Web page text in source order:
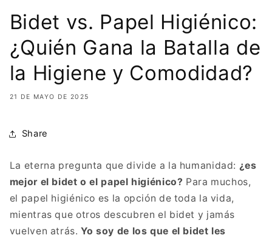
Bidet vs. Papel Higiénico:
¿Quién Gana la Batalla de
la Higiene y Comodidad?
21 DE MAYO DE 2025
Share
La eterna pregunta que divide a la humanidad: ¿es
mejor el bidet o el papel higiénico? Para muchos,
el papel higiénico es la opción de toda la vida,
mientras que otros descubren el bidet y jamás
vuelven atrás. Yo soy de los que el bidet les